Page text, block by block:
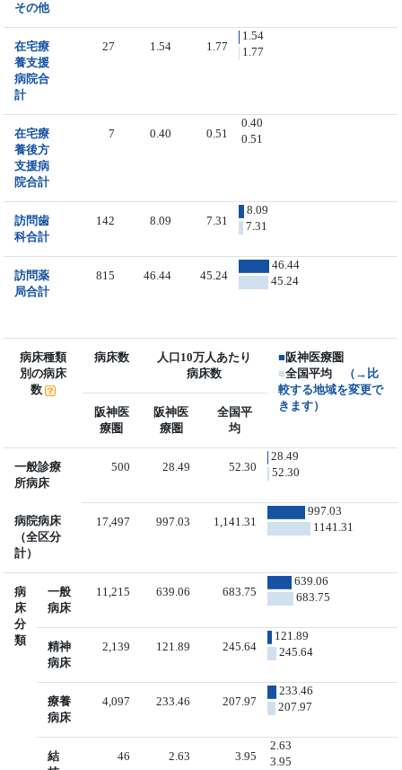
その他
在宅療
養支援
病院合
計
27 1.54 1.77
1.54
1.77
在宅療
養後方
支援病
院合計
7 0.40 0.51
0.40
0.51
訪問歯
科合計
142 8.09 7.31
8.09
7.31
訪問薬
局合計
815 46.44 45.24
46.44
45.24
病床種類
別の病床
数
病床数
人口10万人あたり
病床数
■ 阪神医療圏
■全国平均
（→比
較する地域を変更で
きます）
阪神医
療圏
阪神医
療圏
全国平
均
一般診療
所病床
500 28.49 52.30
28.49
52.30
病院病床
（全区分
計）
17,497 997.03 1,141.31
997.03
1141.31
病
床
分
類
一般
病床
11,215 639.06 683.75
639.06
683.75
精神
病床
2,139 121.89 245.64
121.89
245.64
療養
病床
4,097 233.46 207.97
233.46
207.97
結
46 2.63 3.95
2.63
3.95